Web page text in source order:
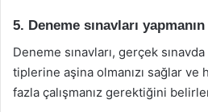
5. Deneme sınavları
Deneme sınavları, gerçek sınavda
tiplerine aşina olmanızı sağlar ve
fazla çalışmanız gerektiğini